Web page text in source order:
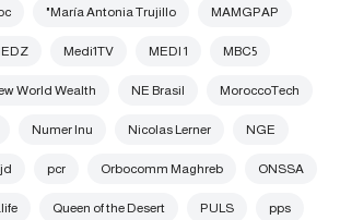
MAMGPAP
María Antonia Trujillo"
MBC5
MEDI 1
Medi1TV
MoroccoTech
NE Brasil
World Wealth
NGE
Nicolas Lerner
Numer Inu
ONSSA
Orbocomm Maghreb
pcr
pps
PULS
Queen of the Desert